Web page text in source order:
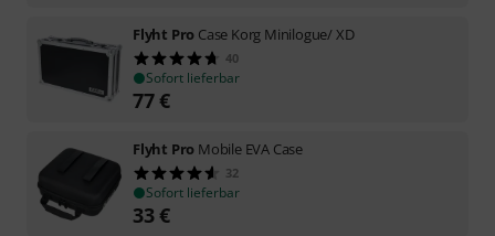
Flyht Pro Case Korg Minilogue/ XD
40
Sofort lieferbar
77€
Flyht Pro Mobile EVA Case
32
Sofort lieferbar
33€